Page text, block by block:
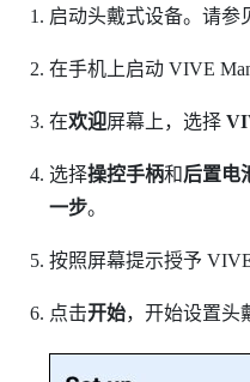
启动头戴式设备。请参
在手机上启动 VIVE
在欢迎屏幕上，选择
选择操控手柄和后置电
一步。
按照屏幕提示授予
点击开始，开始设置头